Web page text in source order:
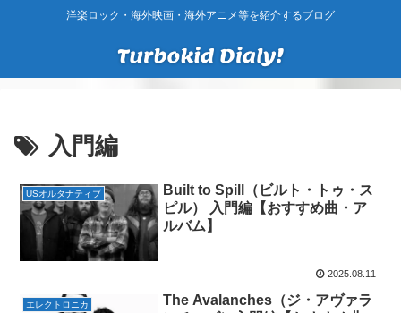
洋楽ロック・海外映画・海外アニメ等を紹介するブログ
入門編
USオルタナティブ
Built to Spill（ビルト・トゥ・ス
ピル） 入門編【おすすめ曲・ア
ルバム】
2025.08.11
エレクトロニカ
The Avalanches（ジ・アヴァラ